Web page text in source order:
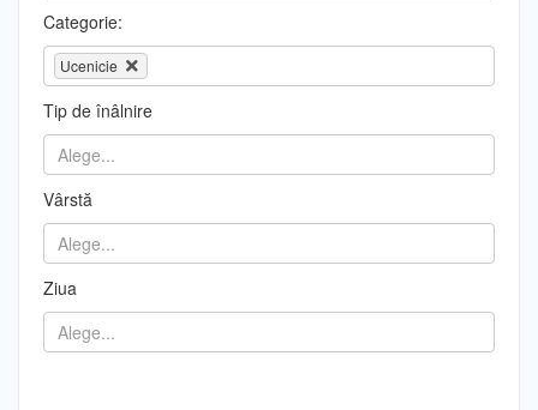
Categorie:
Ucenicie
Tip de înâlnire
Vârstă
Ziua